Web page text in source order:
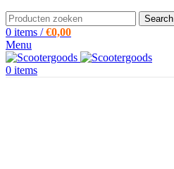
Search
0 items / €0,00
Menu
0 items